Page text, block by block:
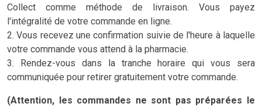
Collect comme méthode de livraison. Vous payez
l'intégralité de votre commande en ligne.
2. Vous recevez une confirmation suivie de l'heure à laquelle
votre commande vous attend à la pharmacie.
3. Rendez-vous dans la tranche horaire qui vous sera
communiquée pour retirer gratuitement votre commande.
(Attention, les commandes ne sont pas préparées le